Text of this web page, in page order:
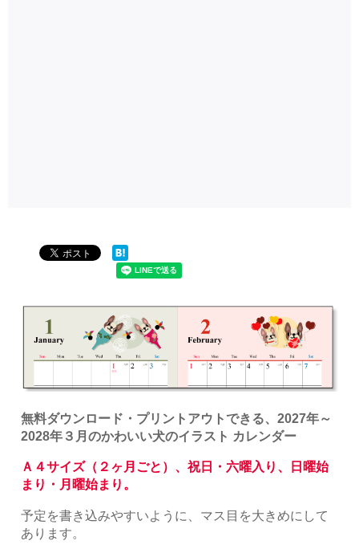
無料ダウンロード・プリントアウトできる、2027年～
2028年３月のかわいい犬のイラスト カレンダー
Ａ４サイズ（２ヶ月ごと）、祝日・六曜入り、日曜始
まり・月曜始まり。
予定を書き込みやすいように、マス目を大きめにして
あります。